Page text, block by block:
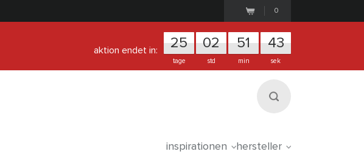
0
aktion endet in: 25
tage
02
std
51
min
43
sek
inspirationen hersteller